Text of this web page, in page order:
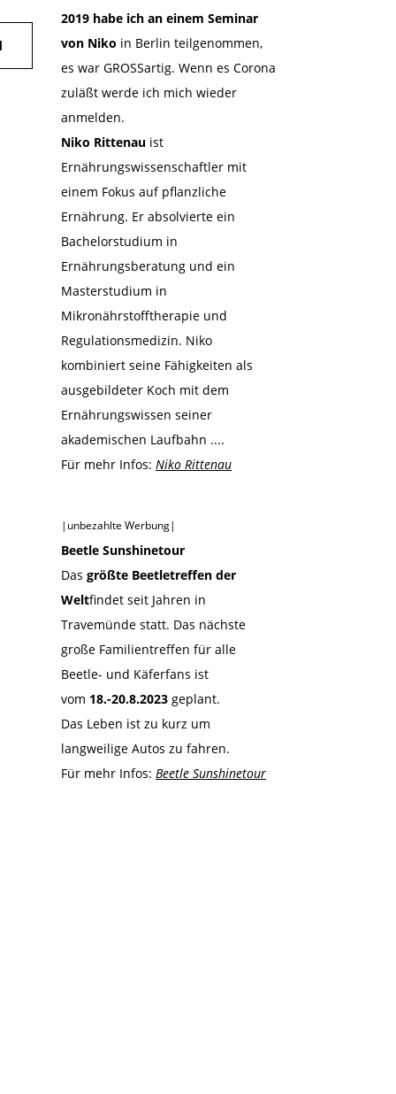
2019 habe ich an einem Seminar
von Niko in Berlin teilgenommen,
es war GROSSartig. Wenn es Corona
zuläßt werde ich mich wieder
anmelden.
Niko Rittenauist
Ernährungswissenschaftler mit
einem Fokus auf pflanzliche
Ernährung. Er absolvierte ein
Bachelorstudium in
Ernährungsberatung und ein
Masterstudium in
Mikronährstofftherapie und
Regulationsmedizin. Niko
kombiniert seine Fähigkeiten als
ausgebildeter Koch mit dem
Ernährungswissen seiner
akademischen Laufbahn ....
Für mehr Infos: Niko Rittenau
|unbezahlte Werbung|
Beetle Sunshinetour
Das größte Beetletreffen der
Weltfindet seit Jahren in
Travemünde statt. Das nächste
große Familientreffen für alle
Beetle- und Käferfans ist
vom 18.-20.8.2023geplant.
Das Leben ist zu kurz um
langweilige Autos zu fahren.
Für mehr Infos: Beetle Sunshinetour